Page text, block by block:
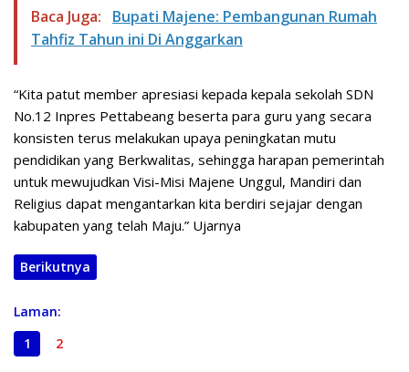
Baca Juga:
Bupati Majene: Pembangunan Rumah
Tahfiz Tahun ini Di Anggarkan
“Kita patut member apresiasi kepada kepala sekolah SDN
No.12 Inpres Pettabeang beserta para guru yang secara
konsisten terus melakukan upaya peningkatan mutu
pendidikan yang Berkwalitas, sehingga harapan pemerintah
untuk mewujudkan Visi-Misi Majene Unggul, Mandiri dan
Religius dapat mengantarkan kita berdiri sejajar dengan
kabupaten yang telah Maju.” Ujarnya
Berikutnya
Laman:
1
2